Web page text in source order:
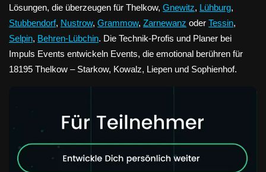
Lösungen, die überzeugen für Thelkow, Gnewitz, Lühburg,
Stubbendorf, Nustrow, Grammow, Zarnewanz oder Tessin,
Selpin, Behren-Lübchin. Die Technik-Profis und Planer bei
Impuls Events entwickeln Events, die emotional berühren für
18195 Thelkow – Starkow, Kowalz, Liepen und Sophienhof.